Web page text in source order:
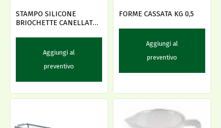
STAMPO SILICONE
BRIOCHETTE CANELLATE
Aggiungi al
preventivo
FORME CASSATA KG 0,5
Aggiungi al
preventivo